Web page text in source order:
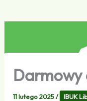
Darmowy
11 lutego 2025/ IBUK